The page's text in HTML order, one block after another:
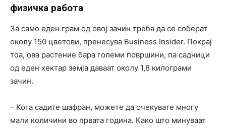
физичка работа
За само еден грам од овој зачин треба да се соберат
околу 150 цветови, пренесува Business Insider. Покрај
тоа, ова растение бара големи површини, па садници
од еден хектар земја даваат околу 1,8 килограми
зачин.
– Кога садите шафран, можете да очекувате многу
мали количини во првата година. Како што минуваат